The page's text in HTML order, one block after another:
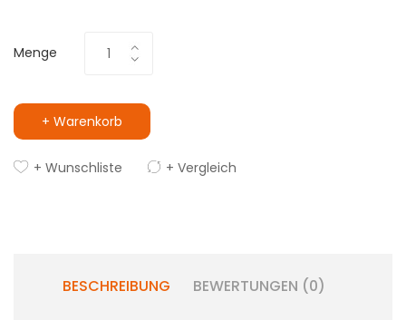
Menge
+ Warenkorb
+ Wunschliste + Vergleich
BESCHREIBUNG BEWERTUNGEN (0)